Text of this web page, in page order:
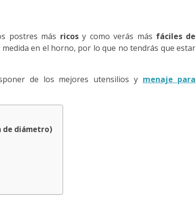
postres más ricosy como verás más fáciles de
en el horno, por lo que no tendrás que estar
de los mejores utensilios y menaje para
de diámetro)